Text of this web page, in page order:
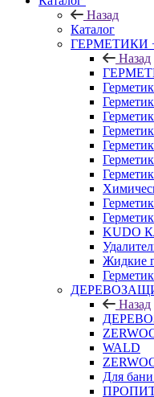
Назад
Каталог
ГЕРМЕТИКИ
Назад
KUDO
Жидкие
Назад
WALD
Для